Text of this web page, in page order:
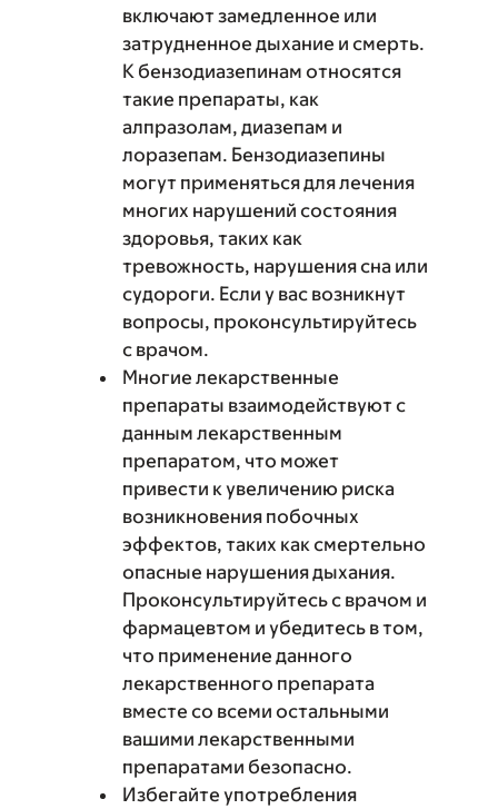
включают замедленное или
затрудненное дыхание и смерть.
К бензодиазепинам относятся
такие препараты, как
алпразолам, диазепам и
лоразепам. Бензодиазепины
могут применяться для лечения
многих нарушений состояния
здоровья, таких как
тревожность, нарушения сна или
судороги. Если у вас возникнут
вопросы, проконсультируйтесь
с врачом.
Многие лекарственные
препараты взаимодействуют с
данным лекарственным
препаратом, что может
привести к увеличению риска
возникновения побочных
эффектов, таких как смертельно
опасные нарушения дыхания.
Проконсультируйтесь с врачом и
фармацевтом и убедитесь в том,
что применение данного
лекарственного препарата
вместе со всеми остальными
вашими лекарственными
препаратами безопасно.
Избегайте употребления